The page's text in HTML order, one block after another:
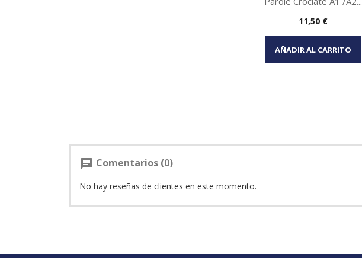
Vista rápida
Precio
11,50 €
AÑADIR AL CARRITO
chat Comentarios (0)
No hay reseñas de clientes en este momento.